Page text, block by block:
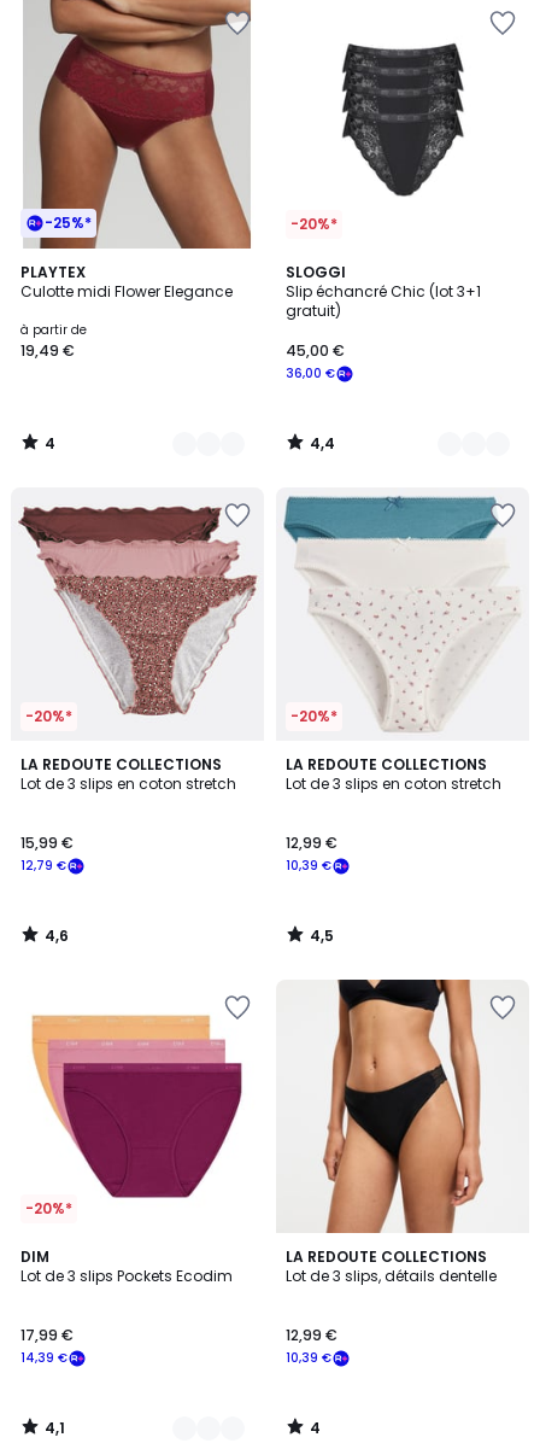
-25%*
PLAYTEX
Culotte midi Flower Elegance
à partir de
19,49 €
4
/
9
Couleurs
4
/
-20%*
SLOGGI
Slip échancré Chic (lot 3+1
gratuit)
36,00 €
45,00 €
4,4
/ 5
2
Couleurs
4,4
/
-20%*
LA REDOUTE COLLECTIONS
Lot de 3 slips en coton stretch
12,79 €
15,99 €
4,6
/ 5
4,6
/
-20%*
LA REDOUTE COLLECTIONS
Lot de 3 slips en coton stretch
10,39 €
12,99 €
4,5
/ 5
4,5
/
-20%*
DIM
Lot de 3 slips Pockets Ecodim
14,39 €
17,99 €
4,1
/ 5
5
Couleurs
4,1
/
LA REDOUTE COLLECTIONS
Lot de 3 slips, détails dentelle
10,39 €
12,99 €
4
/
4
/